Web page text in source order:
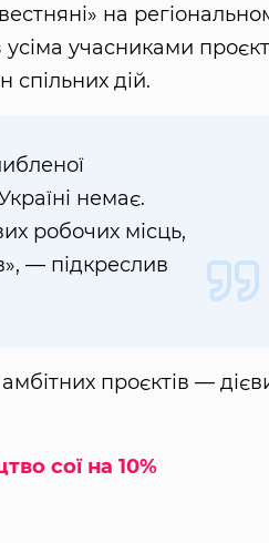
на
усіма учасниками
дій.
немає.
робочих місць,
— підкреслив
проєктів —
сої на 10%